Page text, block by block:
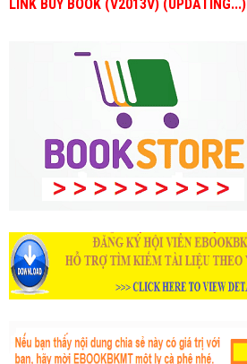
LINK BUY BOOK (V2013V) (UPDATING...)